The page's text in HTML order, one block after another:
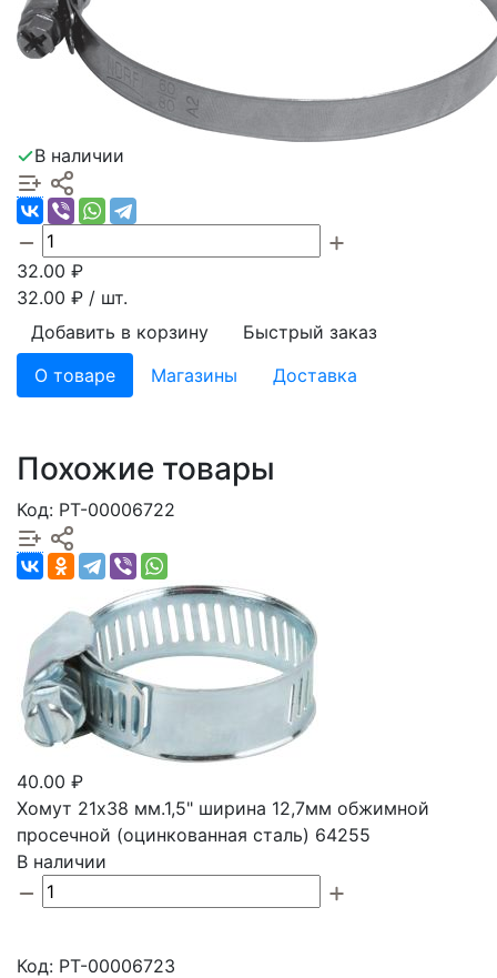
В наличии
32.00 ₽
32.00 ₽ / шт.
Добавить в корзину
Быстрый заказ
О товаре
Магазины Доставка
Похожие товары
Код: РТ-00006722
40.00 ₽
Хомут 21х38 мм.1,5" ширина 12,7мм обжимной
просечной (оцинкованная сталь) 64255
В наличии
Код: РТ-00006723